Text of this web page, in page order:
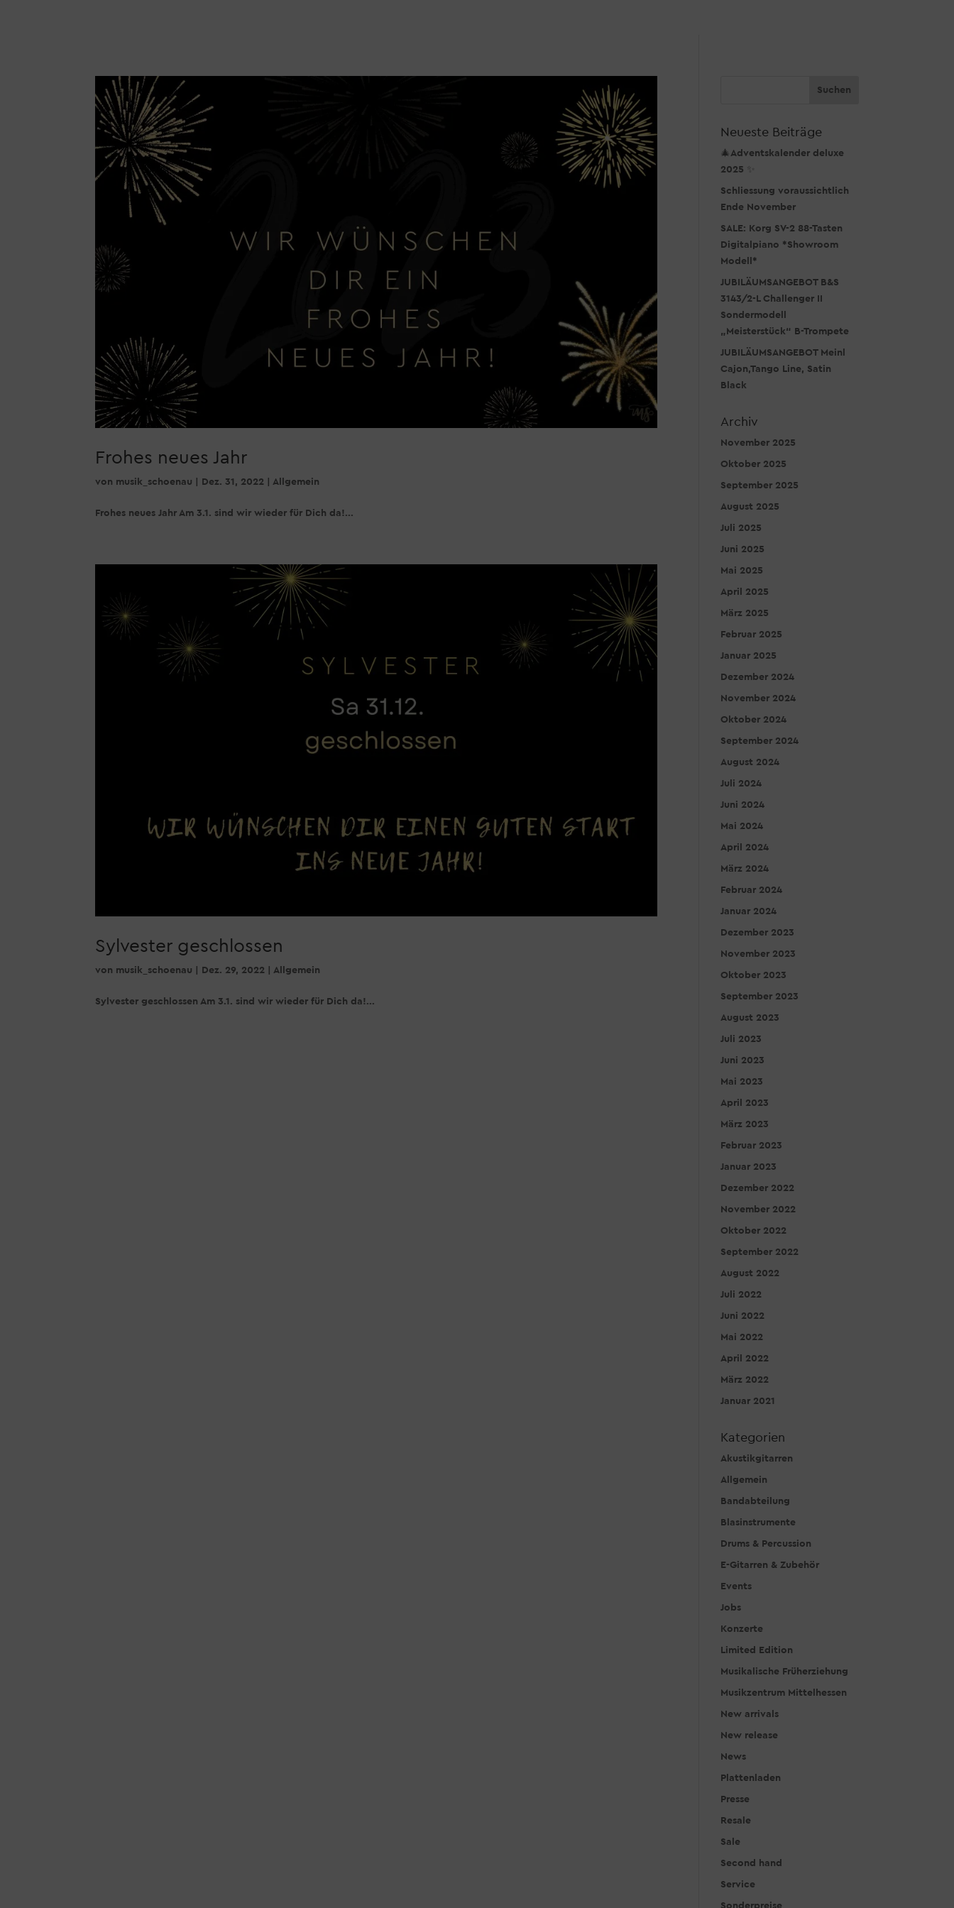
Frohes neues Jahr
von musik_schoenau Dez. 31, 2022 |Allgemein
Frohes neues Jahr Am 3.1. sind wir wieder für Dich da!...
Sylvester geschlossen
von musik_schoenau Dez. 29, 2022 |Allgemein
Sylvester geschlossen Am 3.1. sind wir wieder für Dich da!...
Neueste Beiträge
🎄Adventskalender deluxe
2025 ✨
Schliessung voraussichtlich
Ende November
SALE: Korg SV-2 88-Tasten
Digitalpiano *Showroom
Modell*
JUBILÄUMSANGEBOT B&S
3143/2-L Challenger II
Sondermodell
„Meisterstück“ B-Trompete
JUBILÄUMSANGEBOT Meinl
Cajon,Tango Line, Satin
Black
Archiv
November 2025
Oktober 2025
September 2025
August 2025
Juli 2025
Juni 2025
Mai 2025
April 2025
März 2025
Februar 2025
Januar 2025
Dezember 2024
November 2024
Oktober 2024
September 2024
August 2024
Juli 2024
Juni 2024
Mai 2024
April 2024
März 2024
Februar 2024
Januar 2024
Dezember 2023
November 2023
Oktober 2023
September 2023
August 2023
Juli 2023
Juni 2023
Mai 2023
April 2023
März 2023
Februar 2023
Januar 2023
Dezember 2022
November 2022
Oktober 2022
September 2022
August 2022
Juli 2022
Juni 2022
Mai 2022
April 2022
März 2022
Januar 2021
Kategorien
Akustikgitarren
Allgemein
Bandabteilung
Blasinstrumente
Drums & Percussion
E-Gitarren & Zubehör
Events
Jobs
Konzerte
Limited Edition
Musikalische Früherziehung
Musikzentrum Mittelhessen
New arrivals
New release
News
Plattenladen
Presse
Resale
Sale
Second hand
Service
Sonderpreise